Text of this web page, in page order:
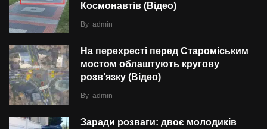
Космонавтів (Відео)
By admin
На перехресті перед Староміським
мостом облаштують кругову
розв’язку (Відео)
By admin
Заради розваги: двоє молодиків